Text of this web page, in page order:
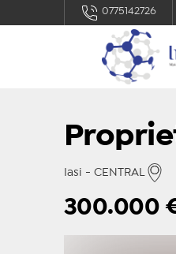
0775142726
Iasi - CENTRAL
300.000